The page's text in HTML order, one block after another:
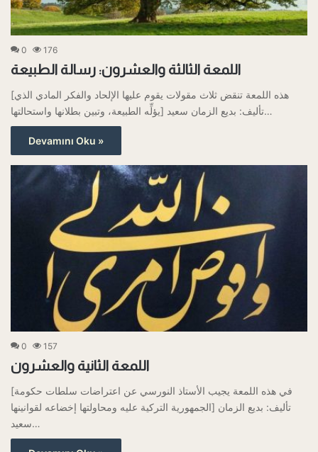
0 176
اللمعة الثالثة والعشرون: رسالة الطبيعة
[هذه اللمعة تنقض ثلاث مقولات يقوم عليها الإلحاد والفكر المادي الذي
يؤلِّه الطبيعة، وتبين بطلانها واستحالتها] تأليف: بديع الزمان سعيد…
Devamını Oku »
0 157
اللمعة الثانية والعشرون
[في هذه اللمعة يجيب الأستاذ النورسي عن اعتراضات سلطات حكومة
الجمهورية التركية عليه ومحاولتها إخضاعه لقوانينها] تأليف: بديع الزمان
سعيد…